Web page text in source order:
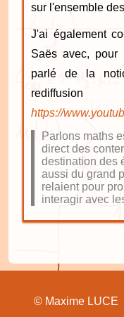
sur l'ensemble
J'ai également
Saës avec, pour
parlé de la
https://
Parlons maths
direct des
destination des
aussi du grand
relaient pour
interagir avec
© Maxime LUCE